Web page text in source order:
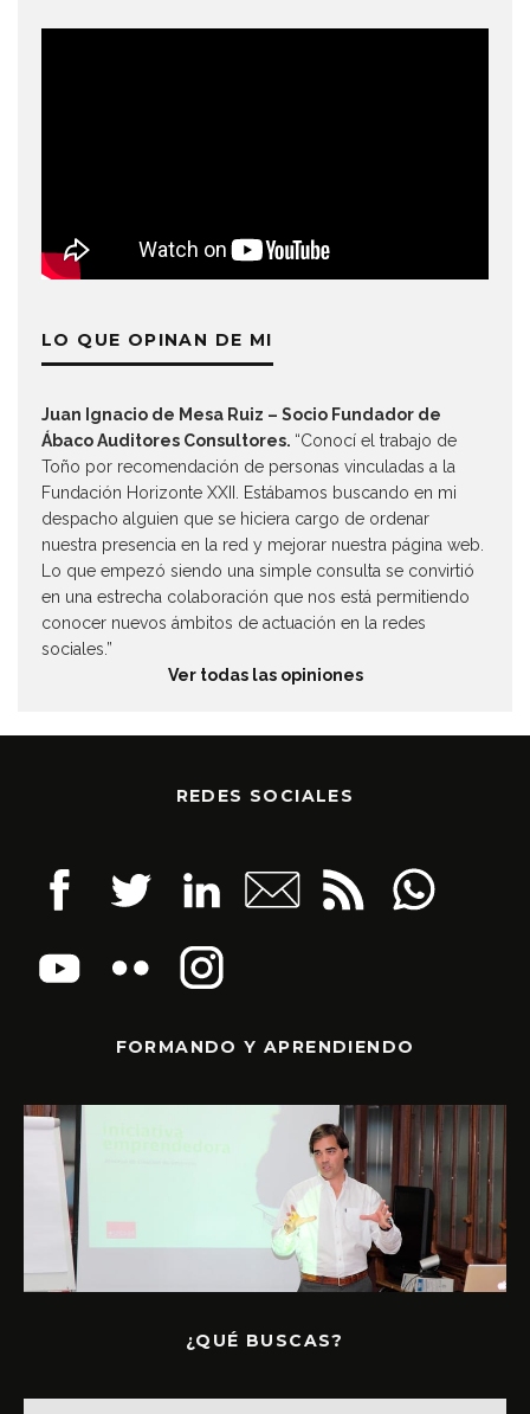
LO QUE OPINAN DE MI
Juan Ignacio de Mesa Ruiz – Socio Fundador de
Ábaco Auditores Consultores. “Conocí el trabajo de
Toño por recomendación de personas vinculadas a la
Fundación Horizonte XXII. Estábamos buscando en mi
despacho alguien que se hiciera cargo de ordenar
nuestra presencia en la red y mejorar nuestra página web.
Lo que empezó siendo una simple consulta se convirtió
en una estrecha colaboración que nos está permitiendo
conocer nuevos ámbitos de actuación en la redes
sociales.”
Ver todas las opiniones
REDES SOCIALES
FORMANDO Y APRENDIENDO
¿QUÉ BUSCAS?